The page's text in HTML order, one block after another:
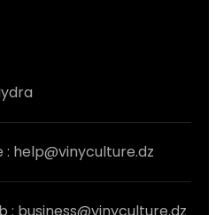
help@vinyculture.dz